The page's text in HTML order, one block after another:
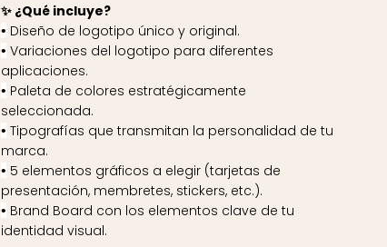
✨ ¿Qué incluye?
• Diseño de logotipo único y original.
• Variaciones del logotipo para diferentes
aplicaciones.
• Paleta de colores estratégicamente
seleccionada.
• Tipografías que transmitan la personalidad de tu
marca.
• 5 elementos gráficos a elegir (tarjetas de
presentación, membretes, stickers, etc.).
• Brand Board con los elementos clave de tu
identidad visual.